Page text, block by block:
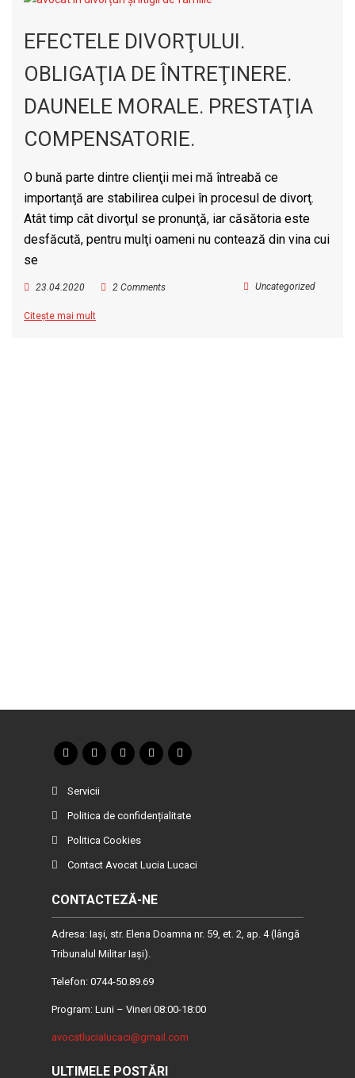
EFECTELE DIVORŢULUI.
OBLIGAŢIA DE ÎNTREŢINERE.
DAUNELE MORALE. PRESTAŢIA
COMPENSATORIE.
O bună parte dintre clienţii mei mă întreabă ce
importanţă are stabilirea culpei în procesul de divorţ.
Atât timp cât divorţul se pronunţă, iar căsătoria este
desfăcută, pentru mulţi oameni nu contează din vina cui
se
23.04.2020 Uncategorized
2 Comments
Citește mai mult
Servicii
Politica de confidențialitate
Politica Cookies
Contact Avocat Lucia Lucaci
CONTACTEZĂ-NE
Adresa: Iaşi, str. Elena Doamna nr. 59, et. 2, ap. 4 (lângă
Tribunalul Militar Iaşi).
Telefon: 0744-50.89.69
Program: Luni – Vineri 08:00-18:00
avocatlucialucaci@gmail.com
ULTIMELE POSTĂRI